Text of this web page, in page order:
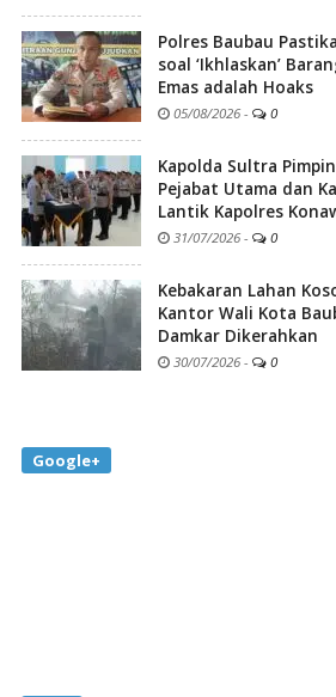
Polres Baubau
soal ‘Ikhlaskan’
Emas adalah Hoaks
05/08/2026 - 0
Kapolda Sultra
Pejabat Utama dan
Lantik Kapolres
31/07/2026 - 0
Kebakaran Lahan
Kantor Wali Kota
Damkar Dikerahkan
30/07/2026 - 0
Google+